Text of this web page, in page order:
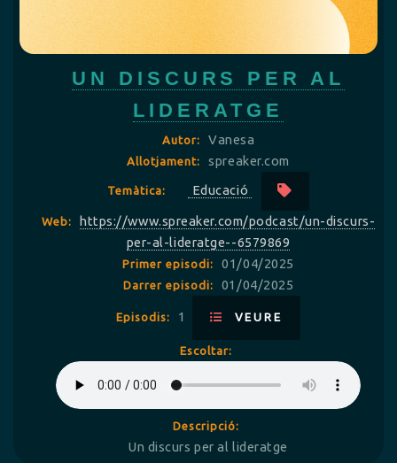
UN DISCURS PER AL
LIDERATGE
Autor: Vanesa
Allotjament: spreaker.com
Temàtica: Educació
Web:
https://www.spreaker.com/podcast/un-discurs-
per-al-lideratge--6579869
Primer episodi: 01/04/2025
Darrer episodi: 01/04/2025
Episodis: 1 VEURE
Escoltar:
Descripció:
Un discurs per al lideratge